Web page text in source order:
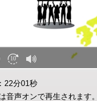
22分01秒
音声オンで再生されま